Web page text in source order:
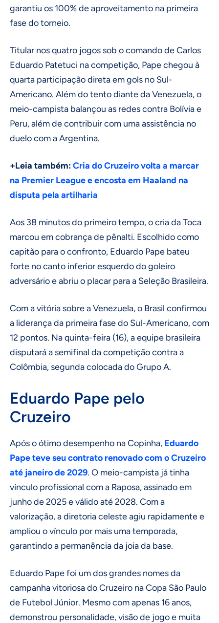
garantiu os 100% de aproveitamento na primeira
fase do torneio.
Titular nos quatro jogos sob o comando de Carlos
Eduardo Patetuci na competição, Pape chegou à
quarta participação direta em gols no Sul-
Americano. Além do tento diante da Venezuela, o
meio-campista balançou as redes contra Bolívia e
Peru, além de contribuir com uma assistência no
duelo com a Argentina.
+Leia também:Cria do Cruzeiro volta a marcar
na Premier League e encosta em Haaland na
disputa pela artilharia
Aos 38 minutos do primeiro tempo, o cria da Toca
marcou em cobrança de pênalti. Escolhido como
capitão para o confronto, Eduardo Pape bateu
forte no canto inferior esquerdo do goleiro
adversário e abriu o placar para a Seleção Brasileira.
Com a vitória sobre a Venezuela, o Brasil confirmou
a liderança da primeira fase do Sul-Americano, com
12 pontos. Na quinta-feira (16), a equipe brasileira
disputará a semifinal da competição contra a
Colômbia, segunda colocada do Grupo A.
Eduardo Pape pelo
Cruzeiro
Após o ótimo desempenho na Copinha, Eduardo
Pape teve seu contrato renovado com o Cruzeiro
até janeiro de 2029. O meio-campista já tinha
vínculo profissional com a Raposa, assinado em
junho de 2025 e válido até 2028. Com a
valorização, a diretoria celeste agiu rapidamente e
ampliou o vínculo por mais uma temporada,
garantindo a permanência da joia da base.
Eduardo Pape foi um dos grandes nomes da
campanha vitoriosa do Cruzeiro na Copa São Paulo
de Futebol Júnior. Mesmo com apenas 16 anos,
demonstrou personalidade, visão de jogo e muita